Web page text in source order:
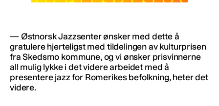
— Østnorsk Jazzsenter ønsker med dette å
gratulere hjerteligst med tildelingen av kulturprisen
fra Skedsmo kommune, og vi ønsker prisvinnerne
all mulig lykke i det videre arbeidet med å
presentere jazz for Romerikes befolkning, heter det
videre.